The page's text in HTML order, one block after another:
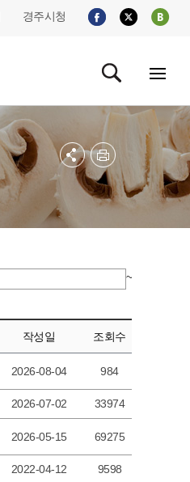
경주시청
~
작성일 조회수
2026-08-04 984
2026-07-02 33974
2026-05-15 69275
2022-04-12 9598